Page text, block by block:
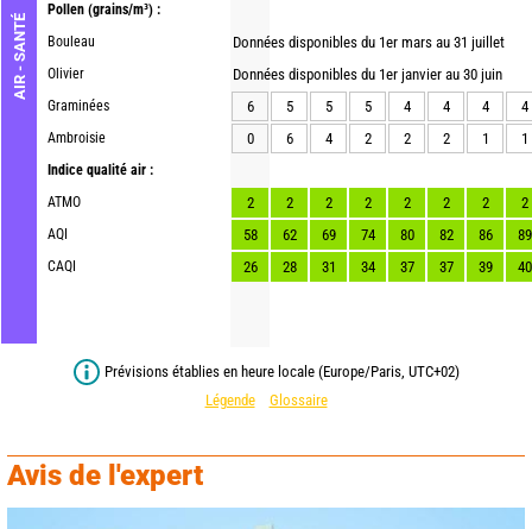
AIR - SANTÉ
Pollen (grains/m³) :
Bouleau
Olivier
Graminées
Ambroisie
Indice qualité air :
ATMO
AQI
CAQI
Données disponibles du 1er mars au 31 juillet
Données disponibles du 1er janvier au 30 juin
6
5 5 5 4 4 4
4
0
6 4 2 2 2 1 1
2 2 2 2 2 2 2
2
58
62 69 74 80 82 86
89
26
28 31 34 37 37 39 40
Prévisions établies en heure locale (Europe/Paris, UTC+02)
Légende
Glossaire
Avis de l'expert